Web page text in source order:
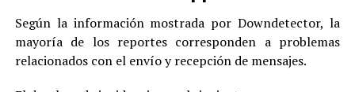
Según la información mostrada por Downdetector, la
mayoría de los reportes corresponden a problemas
relacionados con el envío y recepción de mensajes.